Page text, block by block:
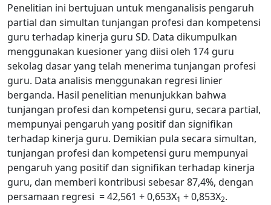
Penelitian ini bertujuan untuk menganalisis pengaruh
partial dan simultan tunjangan profesi dan kompetensi
guru terhadap kinerja guru SD. Data dikumpulkan
menggunakan kuesioner yang diisi oleh 174 guru
sekolag dasar yang telah menerima tunjangan profesi
guru. Data analisis menggunakan regresi linier
berganda. Hasil penelitian menunjukkan bahwa
tunjangan profesi dan kompetensi guru, secara partial,
mempunyai pengaruh yang positif dan signifikan
terhadap kinerja guru. Demikian pula secara simultan,
tunjangan profesi dan kompetensi guru mempunyai
pengaruh yang positif dan signifikan terhadap kinerja
guru, dan memberi kontribusi sebesar 87,4%, dengan
persamaan regresi = 42,561 + 0,653X1 + 0,853X2.